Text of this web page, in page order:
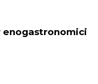
enogastronomici